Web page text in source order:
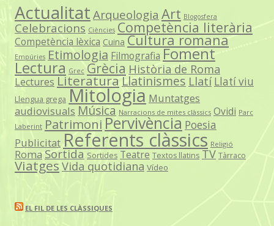
ActualitatArqueologia Art Blogosfera
Celebracions Ciències Competència literària
Competència lèxica Cuina Cultura romana
Empúries Etimologia Filmografia Foment
Lectura Grec Grècia Història de Roma
Lectures LiteraturaLlatinismes Llatí Llatí viu
Llengua grega Mitologia Muntatges
audiovisuals Música Narracions de mites clàssics Ovidi Parc
Laberint PatrimoniPervivència Poesia
PublicitatReferents clàssics Religió
Roma Sortida Sortides Teatre Textos llatins TV Tàrraco
Viatges Vida quotidiana Vídeo
EL FIL DE LES CLÀSSIQUES